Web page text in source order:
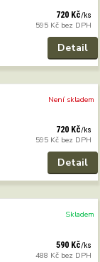
720 Kč/ks
595 Kč bez DPH
Detail
720 Kč/ks
595 Kč bez DPH
Není skladem
Detail
590 Kč/ks
488 Kč bez DPH
Skladem